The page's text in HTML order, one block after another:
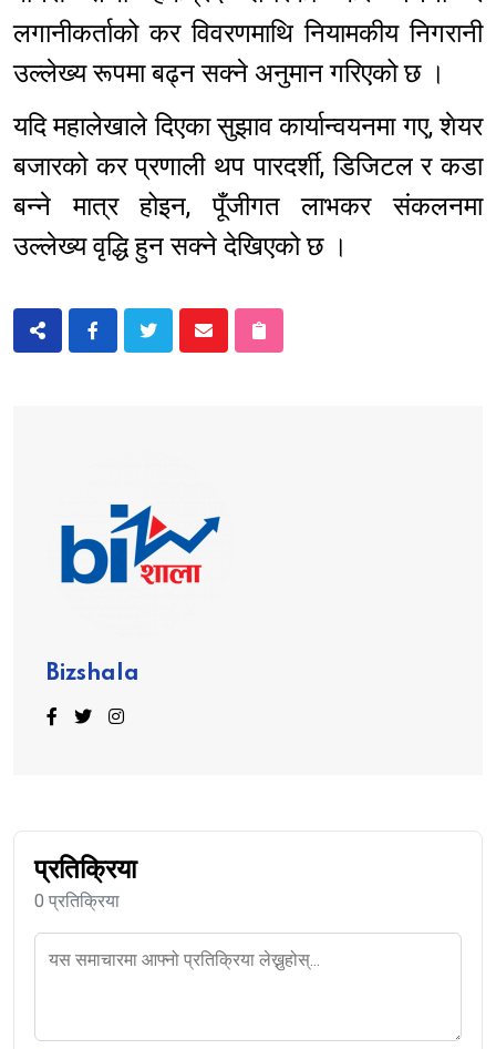
लगानीकर्ताको कर विवरणमाथि नियामकीय निगरानी
उल्लेख्य रूपमा बढ्न सक्ने अनुमान गरिएको छ ।
यदि महालेखाले दिएका सुझाव कार्यान्वयनमा गए, शेयर
बजारको कर प्रणाली थप पारदर्शी, डिजिटल र कडा
बन्ने मात्र होइन, पूँजीगत लाभकर संकलनमा
उल्लेख्य वृद्धि हुन सक्ने देखिएको छ ।
Bizshala
प्रतिक्रिया
0 प्रतिक्रिया